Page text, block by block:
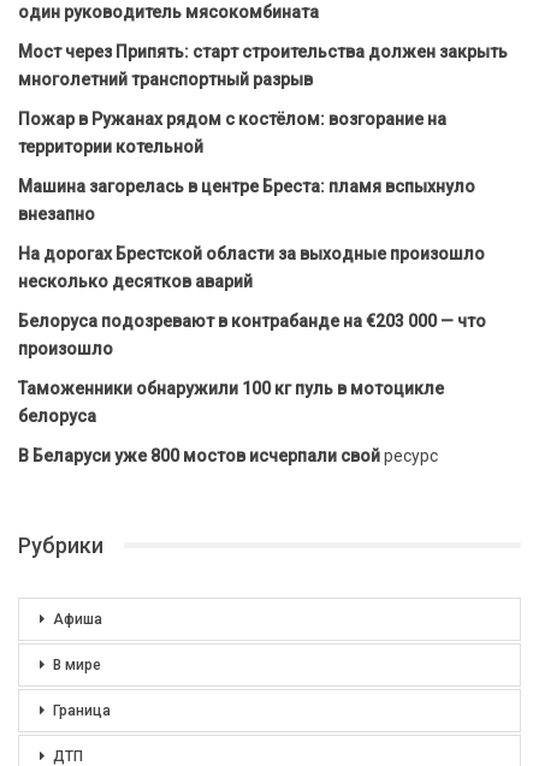
один руководитель мясокомбината
Мост через Припять: старт строительства должен закрыть
многолетний транспортный разрыв
Пожар в Ружанах рядом с костёлом: возгорание на
территории котельной
Машина загорелась в центре Бреста: пламя вспыхнуло
внезапно
На дорогах Брестской области за выходные произошло
несколько десятков аварий
Белоруса подозревают в контрабанде на €203 000 — что
произошло
Таможенники обнаружили 100 кг пуль в мотоцикле
белоруса
В Беларуси уже 800 мостов исчерпали свойресурс
Рубрики
Афиша
В мире
Граница
ДТП